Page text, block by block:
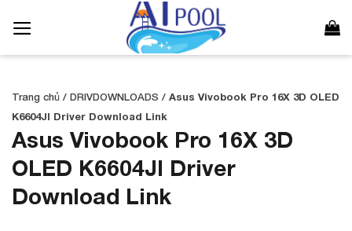
qua
Trang chủ / DRIVDOWNLOADS / Asus Vivobook Pro 16X 3D OLED
K6604JI Driver Download Link
Asus Vivobook Pro 16X 3D
OLED K6604JI Driver
Download Link